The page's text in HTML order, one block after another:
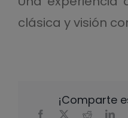
clásica y visión
¡Comparte